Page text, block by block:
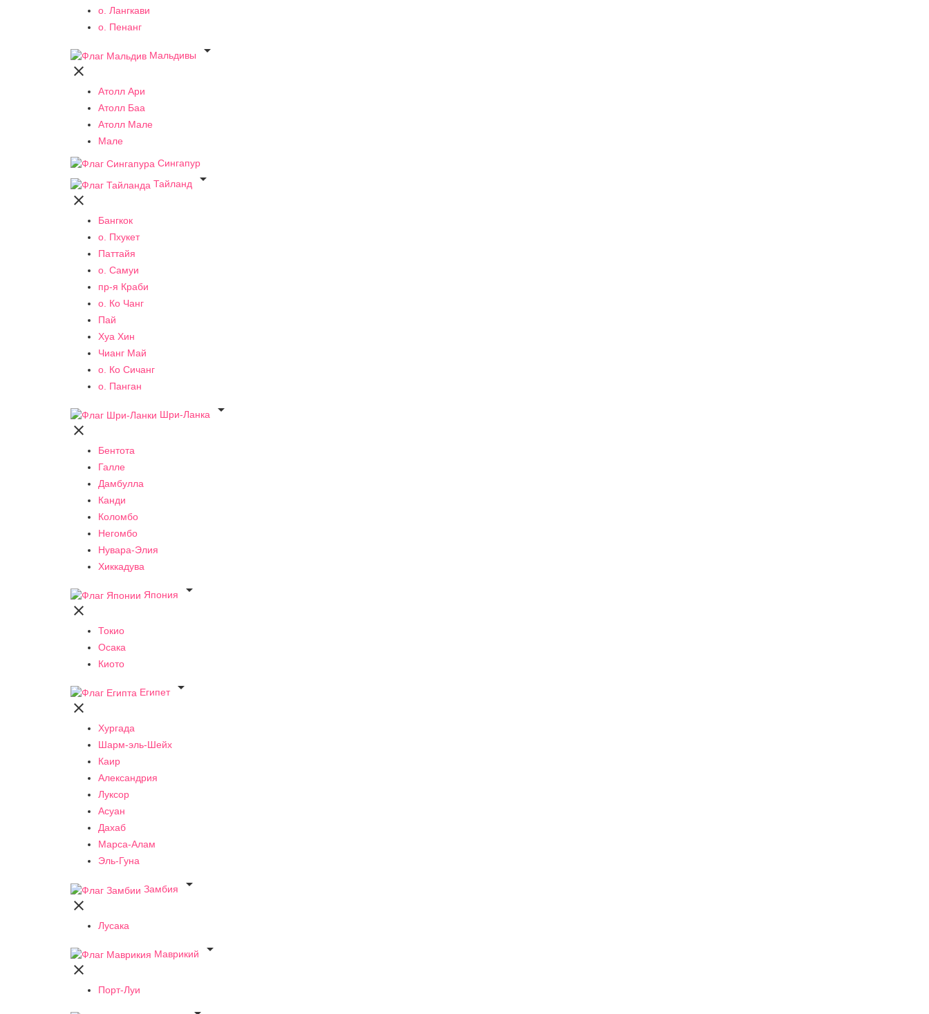
о. Лангкави
о. Пенанг
Мальдивы


Атолл Ари
Атолл Баа
Атолл Мале
Мале
Сингапур
Тайланд


Бангкок
о. Пхукет
Паттайя
о. Самуи
пр-я Краби
о. Ко Чанг
Пай
Хуа Хин
Чианг Май
о. Ко Сичанг
о. Панган
Шри-Ланка


Бентота
Галле
Дамбулла
Канди
Коломбо
Негомбо
Нувара-Элия
Хиккадува
Япония


Токио
Осака
Киото
Египет


Хургада
Шарм-эль-Шейх
Каир
Александрия
Луксор
Асуан
Дахаб
Марса-Алам
Эль-Гуна
Замбия


Лусака
Маврикий


Порт-Луи